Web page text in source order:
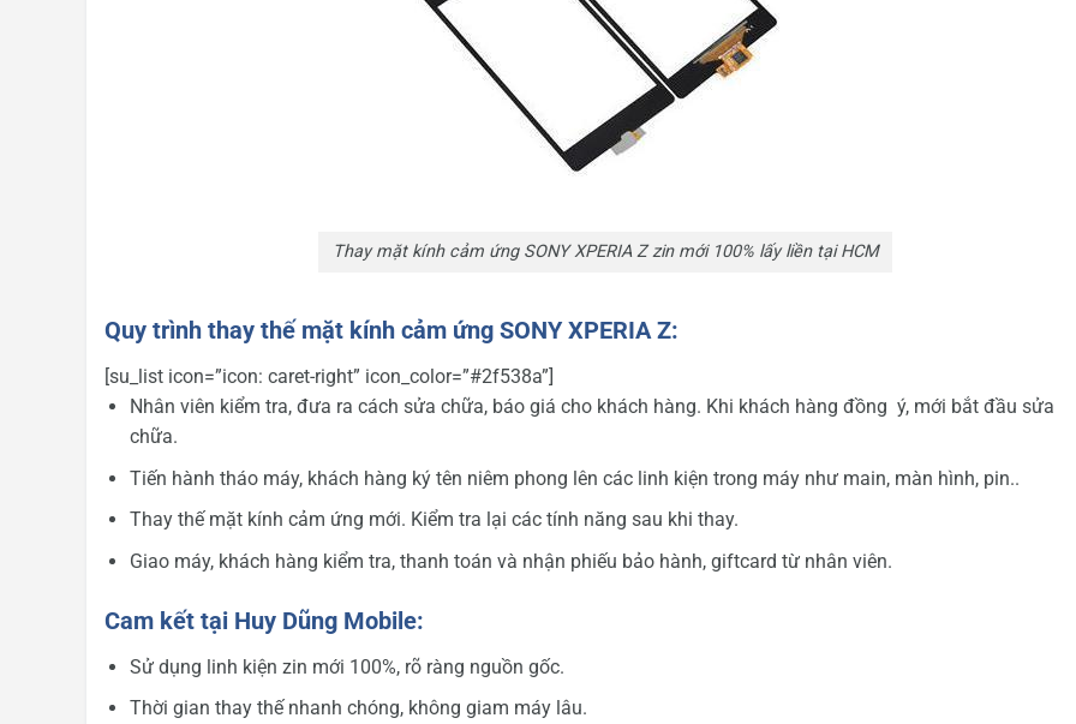
Thay mặt kính cảm ứng SONY XPERIA Z zin mới 100% lấy liền tại HCM
Quy trình thay thế mặt kính cảm ứng SONY XPERIA Z:
[su_list icon=”icon: caret-right” icon_color=”#2f538a”]
Nhân viên kiểm tra, đưa ra cách sửa chữa, báo giá cho khách hàng. Khi khách hàng đồng ý, mới bắt đầu sửa
chữa.
Tiến hành tháo máy, khách hàng ký tên niêm phong lên các linh kiện trong máy như main, màn hình, pin..
Thay thế mặt kính cảm ứng mới. Kiểm tra lại các tính năng sau khi thay.
Giao máy, khách hàng kiểm tra, thanh toán và nhận phiếu bảo hành, giftcard từ nhân viên.
Cam kết tại Huy Dũng Mobile:
Sử dụng linh kiện zin mới 100%, rõ ràng nguồn gốc.
Thời gian thay thế nhanh chóng, không giam máy lâu.